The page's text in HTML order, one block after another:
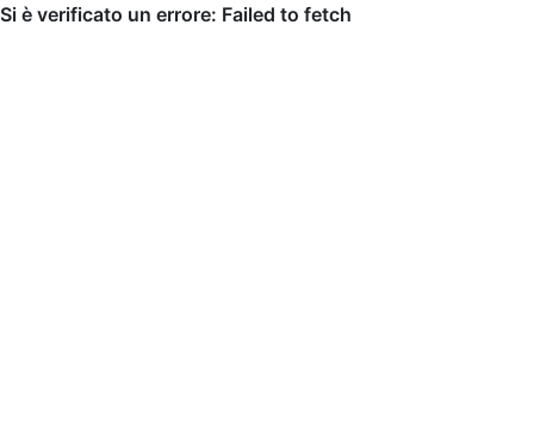
Si è verificato un errore: Failed to fetch